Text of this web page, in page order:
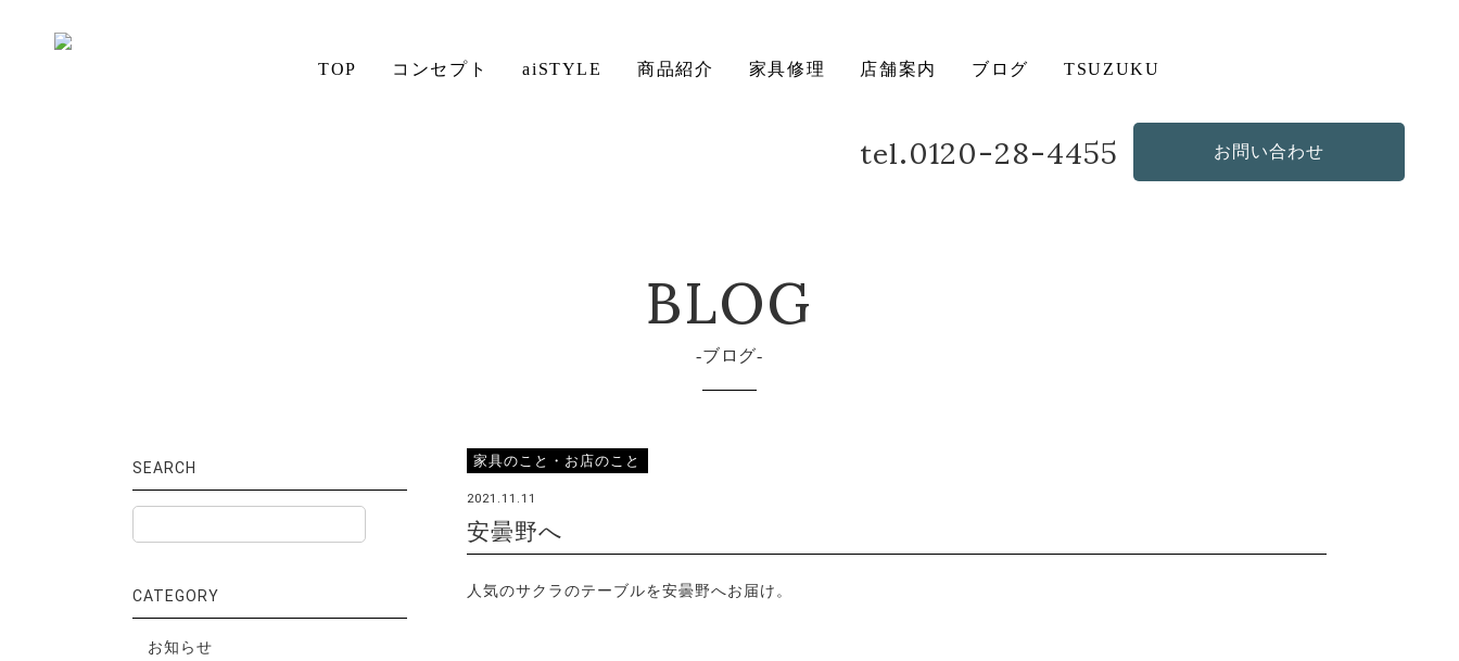
TOP コンセプト aiSTYLE 商品紹介 家具修理 店舗案内 ブログ TSUZUKU
tel.0120-28-4455 お問い合わせ
BLOG
ブログ
家具のこと・お店のこと
2021.11.11
安曇野へ
人気のサクラのテーブルを安曇野へお届け。
SEARCH
CATEGORY
お知らせ